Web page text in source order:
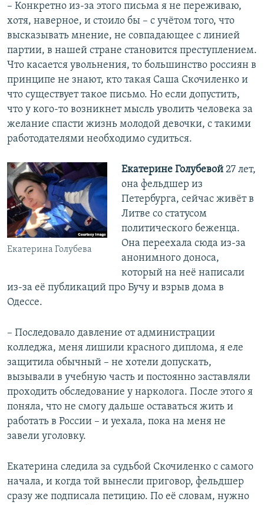
– Конкретно из-за этого письма я не переживаю,
хотя, наверное, и стоило бы – с учётом того, что
высказывать мнение, не совпадающее с линией
партии, в нашей стране становится преступлением.
Что касается увольнения, то большинство россиян в
принципе не знают, кто такая Саша Скочиленко и
что существует такое письмо. Но если допустить,
что у кого-то возникнет мысль уволить человека за
желание спасти жизнь молодой девочки, с такими
работодателями необходимо судиться.
Екатерина Голубева
Екатерине Голубевой27 лет,
она фельдшер из
Петербурга, сейчас живёт в
Литве со статусом
политического беженца.
Она переехала сюда из-за
анонимного доноса,
который на неё написали
из-за её публикаций про Бучу и взрыв дома в
Одессе.
– Последовало давление от администрации
колледжа, меня лишили красного диплома, я еле
защитила обычный – не хотели допускать,
вызывали в учебную часть и постоянно заставляли
проходить обследование у нарколога. После этого я
поняла, что не смогу дальше оставаться жить и
работать в России – и уехала, пока на меня не
завели уголовку.
Екатерина следила за судьбой Скочиленко с самого
начала, и когда той вынесли приговор, фельдшер
сразу же подписала петицию. По её словам, нужно